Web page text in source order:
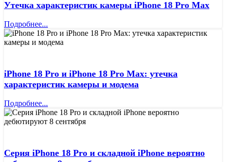
Утечка характеристик камеры iPhone 18 Pro Max
Подробнее...
iPhone 18 Pro и iPhone 18 Pro Max: утечка
характеристик камеры и модема
Подробнее...
Серия iPhone 18 Pro и складной iPhone вероятно